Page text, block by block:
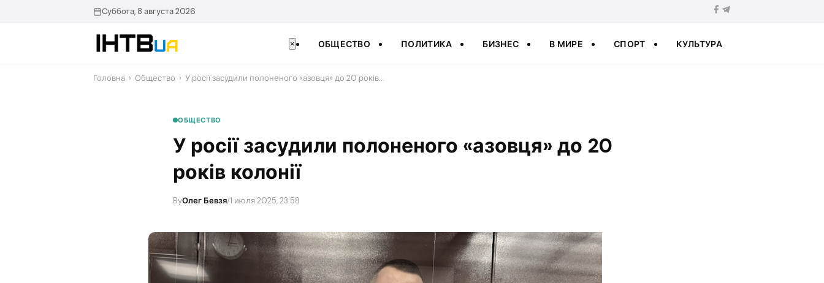
Суббота, 8 августа 2026
× ОБЩЕСТВО ПОЛИТИКА БИЗНЕС В МИРЕ СПОРТ КУЛЬТУРА
Головна › Общество › У росії засудили полоненого «азовця» до 20 років…
ОБЩЕСТВО
У росії засудили полоненого «азовця» до 20
років колонії
ByОлег Бевзя/1 июля 2025, 23:58